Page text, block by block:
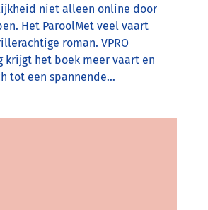
niet alleen online door
Het ParoolMet veel vaart
roman. VPRO
krijgt het boek meer vaart en
tot een spannende…